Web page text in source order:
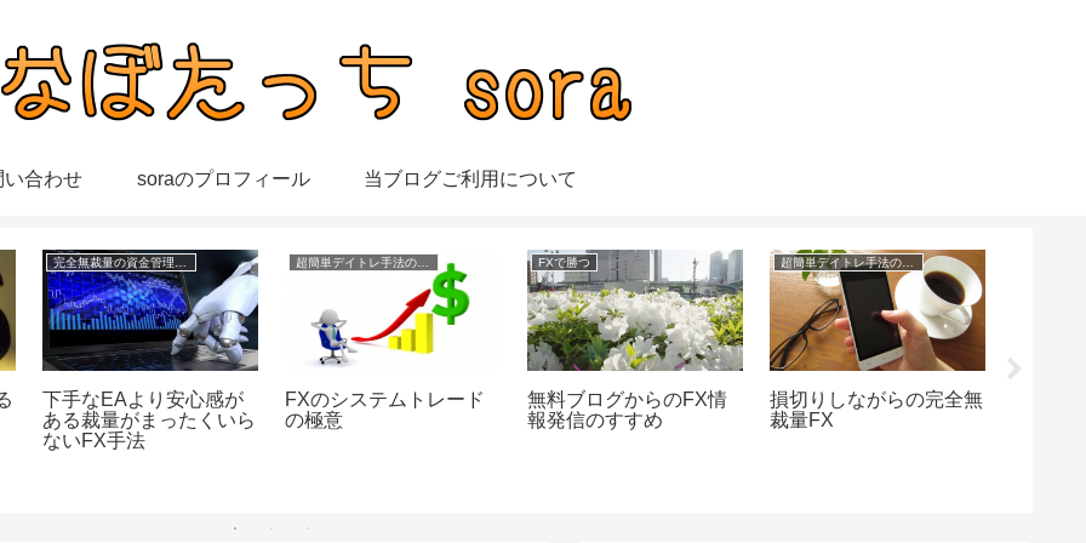
い合わせ soraのプロフィール 当ブログご利用について
下手なEAより安心感が
ある裁量がまったくいら
ないFX手法
超簡単デイトレ手法の成績
FXのシステムトレード
の極意
FXで勝つ
無料ブログからのFX情
報発信のすすめ
超簡単デイトレ手法の成績
損切りしながらの完全無
裁量FX